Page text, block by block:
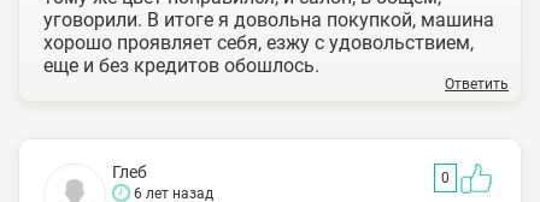
уговорили. В итоге я довольна покупкой, машина
хорошо проявляет себя, езжу с удовольствием,
еще и без кредитов обошлось.
Ответить
Глеб
6 лет назад
0